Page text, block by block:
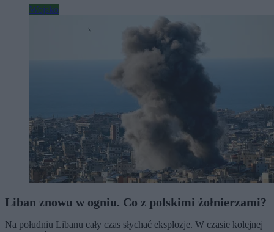
Wojsko
Liban znowu w ogniu. Co z polskimi żołnierzami?
Na południu Libanu cały czas słychać eksplozje. W czasie kolejnej